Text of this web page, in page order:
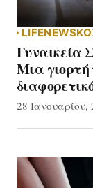
LIFENEWS
Γυναικεία
Μια γιορτή
28 Ιανουαρίου,